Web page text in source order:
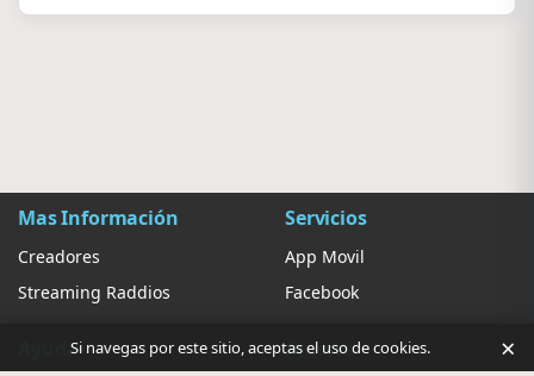
Mas Información
Creadores
Streaming Raddios
Servicios
App Movil
Facebook
Ayuda Ajustes
Si navegas por este sitio, aceptas el uso de cookies. ×